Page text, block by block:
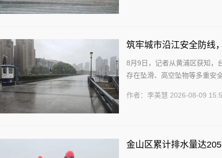
筑牢城市沿江安全防线
8月9日，记者从黄浦区获知，
存在坠滑、高空坠物等多重安
作者：李美慧 2026-08-09
金山区累计排水量达